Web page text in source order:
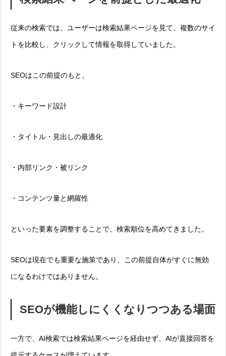
従来の検索では、ユーザーは検索結果ページを見て、複数のサイ
トを比較し、クリックして情報を取得していました。
SEOはこの前提のもと、
・キーワード設計
・タイトル・見出しの最適化
・内部リンク・被リンク
・コンテンツ量と網羅性
といった要素を調整することで、検索順位を高めてきました。
SEOは現在でも重要な施策であり、この前提自体がすぐに無効
になるわけではありません。
SEOが機能しにくくなりつつある場面
一方で、AI検索では検索結果ページを経由せず、AIが直接回答を